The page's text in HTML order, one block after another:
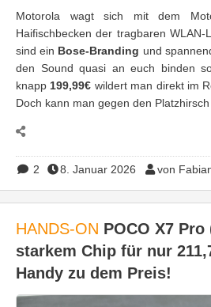
Motorola wagt sich mit dem
Haifischbecken der tragbaren WLAN-
sind ein Bose-Branding und
den Sound quasi an euch binden
knapp 199,99€ wildert man direkt im
Doch kann man gegen den
2 8. Januar 2026 von
HANDS-ON POCO X7
starkem Chip für nur
Handy zu dem Preis!